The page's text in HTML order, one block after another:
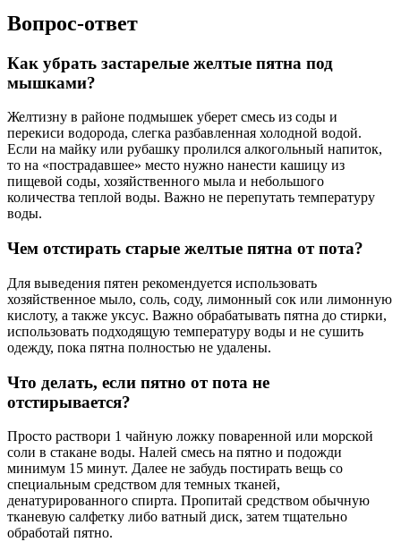
Вопрос-ответ
Как убрать застарелые желтые пятна под
мышками?
Желтизну в районе подмышек уберет смесь из соды и
перекиси водорода, слегка разбавленная холодной водой.
Если на майку или рубашку пролился алкогольный напиток,
то на «пострадавшее» место нужно нанести кашицу из
пищевой соды, хозяйственного мыла и небольшого
количества теплой воды. Важно не перепутать температуру
воды.
Чем отстирать старые желтые пятна от пота?
Для выведения пятен рекомендуется использовать
хозяйственное мыло, соль, соду, лимонный сок или лимонную
кислоту, а также уксус. Важно обрабатывать пятна до стирки,
использовать подходящую температуру воды и не сушить
одежду, пока пятна полностью не удалены.
Что делать, если пятно от пота не
отстирывается?
Просто раствори 1 чайную ложку поваренной или морской
соли в стакане воды. Налей смесь на пятно и подожди
минимум 15 минут. Далее не забудь постирать вещь со
специальным средством для темных тканей,
денатурированного спирта. Пропитай средством обычную
тканевую салфетку либо ватный диск, затем тщательно
обработай пятно.